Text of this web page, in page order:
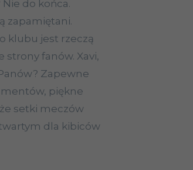
do końca.
zapamiętani.
klubu jest rzeczą
strony fanów. Xavi,
Zapewne
piękne
setki meczów
dla kibiców